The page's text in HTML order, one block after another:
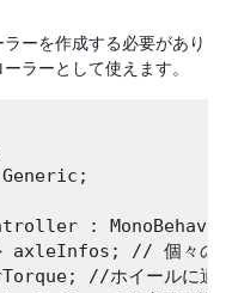
ーを作成する必要があり
ラーとして使えます。
:
// 個々の車
//ホイールに適用